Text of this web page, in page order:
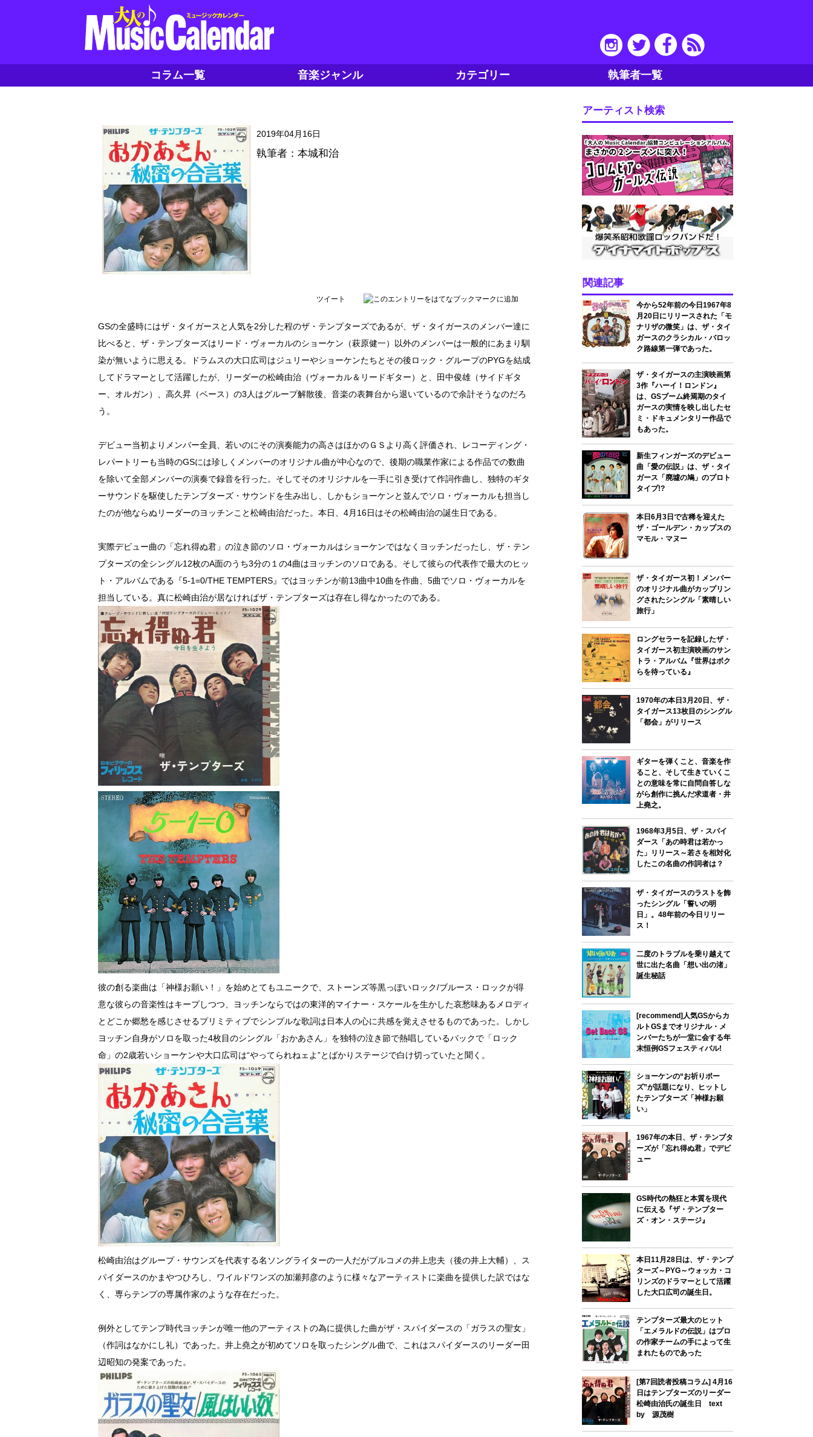
コラム一覧 音楽ジャンル カテゴリー 執筆者一覧
2019年04月16日
執筆者：本城和治
ツイート
GSの全盛時にはザ・タイガースと人気を2分した程のザ・テンプターズであるが、ザ・タイガースのメンバー達に
比べると、ザ・テンプターズはリード・ヴォーカルのショーケン（萩原健一）以外のメンバーは一般的にあまり馴
染が無いように思える。ドラムスの大口広司はジュリーやショーケンたちとその後ロック・グループのPYGを結成
してドラマーとして活躍したが、リーダーの松崎由治（ヴォーカル＆リードギター）と、田中俊雄（サイドギタ
ー、オルガン）、高久昇（ベース）の3人はグループ解散後、音楽の表舞台から退いているので余計そうなのだろ
う。
デビュー当初よりメンバー全員、若いのにその演奏能力の高さはほかのＧＳより高く評価され、レコーディング・
レパートリーも当時のGSには珍しくメンバーのオリジナル曲が中心なので、後期の職業作家による作品での数曲
を除いて全部メンバーの演奏で録音を行った。そしてそのオリジナルを一手に引き受けて作詞作曲し、独特のギタ
ーサウンドを駆使したテンプターズ・サウンドを生み出し、しかもショーケンと並んでソロ・ヴォーカルも担当し
たのが他ならぬリーダーのヨッチンこと松崎由治だった。本日、4月16日はその松崎由治の誕生日である。
実際デビュー曲の「忘れ得ぬ君」の泣き節のソロ・ヴォーカルはショーケンではなくヨッチンだったし、ザ・テン
プターズの全シングル12枚のA面のうち3分の１の4曲はヨッチンのソロである。そして彼らの代表作で最大のヒッ
ト・アルバムである『5-1=0/THE TEMPTERS』ではヨッチンが前13曲中10曲を作曲、5曲でソロ・ヴォーカルを
担当している。真に松崎由治が居なければザ・テンプターズは存在し得なかったのである。
彼の創る楽曲は「神様お願い！」を始めとてもユニークで、ストーンズ等黒っぽいロック/ブルース・ロックが得
意な彼らの音楽性はキープしつつ、ヨッチンならではの東洋的マイナー・スケールを生かした哀愁味あるメロディ
とどこか郷愁を感じさせるプリミティブでシンプルな歌詞は日本人の心に共感を覚えさせるものであった。しかし
ヨッチン自身がソロを取った4枚目のシングル「おかあさん」を独特の泣き節で熱唱しているバックで「ロック
命」の2歳若いショーケンや大口広司は“やってられねェよ”とばかりステージで白け切っていたと聞く。
松崎由治はグループ・サウンズを代表する名ソングライターの一人だがブルコメの井上忠夫（後の井上大輔）、ス
パイダースのかまやつひろし、ワイルドワンズの加瀬邦彦のように様々なアーティストに楽曲を提供した訳ではな
く、専らテンプの専属作家のような存在だった。
例外としてテンプ時代ヨッチンが唯一他のアーティストの為に提供した曲がザ・スパイダースの「ガラスの聖女」
（作詞はなかにし礼）であった。井上堯之が初めてソロを取ったシングル曲で、これはスパイダースのリーダー田
辺昭知の発案であった。
アーティスト検索
関連記事
今から52年前の今日1967年8
月20日にリリースされた「モ
ナリザの微笑」は、ザ・タイ
ガースのクラシカル・バロッ
ク路線第一弾であった。
ザ・タイガースの主演映画第
3作『ハーイ！ロンドン』
は、GSブーム終焉期のタイ
ガースの実情を映し出したセ
ミ・ドキュメンタリー作品で
もあった。
新生フィンガーズのデビュー
曲「愛の伝説」は、ザ・タイ
ガース「廃墟の鳩」のプロト
タイプ!?
本日6月3日で古稀を迎えた
ザ・ゴールデン・カップスの
マモル・マヌー
ザ・タイガース初！メンバー
のオリジナル曲がカップリン
グされたシングル「素晴しい
旅行」
ロングセラーを記録したザ・
タイガース初主演映画のサン
トラ・アルバム『世界はボク
らを待っている』
1970年の本日3月20日、ザ・
タイガース13枚目のシングル
「都会」がリリース
ギターを弾くこと、音楽を作
ること、そして生きていくこ
との意味を常に自問自答しな
がら創作に挑んだ求道者・井
上堯之。
1968年3月5日、ザ・スパイ
ダース「あの時君は若かっ
た」リリース～若さを相対化
したこの名曲の作詞者は？
ザ・タイガースのラストを飾
ったシングル「誓いの明
日」。48年前の今日リリー
ス！
二度のトラブルを乗り越えて
世に出た名曲「想い出の渚」
誕生秘話
[recommend]人気GSからカ
ルトGSまでオリジナル・メ
ンバーたちが一堂に会する年
末恒例GSフェスティバル!
ショーケンの“お祈りポー
ズ”が話題になり、ヒットし
たテンプターズ「神様お願
い」
1967年の本日、ザ・テンプタ
ーズが「忘れ得ぬ君」でデビ
ュー
GS時代の熱狂と本質を現代
に伝える『ザ・テンプター
ズ・オン・ステージ』
本日11月28日は、ザ・テンプ
ターズ～PYG～ウォッカ・コ
リンズのドラマーとして活躍
した大口広司の誕生日。
テンプターズ最大のヒット
「エメラルドの伝説」はプロ
の作家チームの手によって生
まれたものであった
[第7回読者投稿コラム] 4月16
日はテンプターズのリーダー
松崎由治氏の誕生日 text
by 源茂樹